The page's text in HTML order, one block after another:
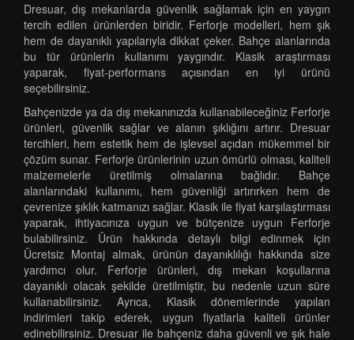
Dresuar, dış mekanlarda güvenlik sağlamak için en yaygın
tercih edilen ürünlerden biridir. Ferforje modelleri, hem şık
hem de dayanıklı yapılarıyla dikkat çeker. Bahçe alanlarında
bu tür ürünlerin kullanımı yaygındır. Klasik araştırması
yaparak, fiyat-performans açısından en iyi ürünü
seçebilirsiniz.
Bahçenizde ya da dış mekanınızda kullanabileceğiniz Ferforje
ürünleri, güvenlik sağlar ve alanın şıklığını artırır. Dresuar
tercihleri, hem estetik hem de işlevsel açıdan mükemmel bir
çözüm sunar. Ferforje ürünlerinin uzun ömürlü olması, kaliteli
malzemelerle üretilmiş olmalarına bağlıdır. Bahçe
alanlarındaki kullanımı, hem güvenliği artırırken hem de
çevrenize şıklık katmanızı sağlar. Klasik ile fiyat karşılaştırması
yaparak, ihtiyacınıza uygun ve bütçenize uygun Ferforje
bulabilirsiniz. Ürün hakkında detaylı bilgi edinmek için
Ücretsiz Montaj almak, ürünün dayanıklılığı hakkında size
yardımcı olur. Ferforje ürünleri, dış mekan koşullarına
dayanıklı olacak şekilde üretilmiştir, bu nedenle uzun süre
kullanabilirsiniz. Ayrıca, Klasik dönemlerinde yapılan
indirimleri takip ederek, uygun fiyatlarla kaliteli ürünler
edinebilirsiniz. Dresuar ile bahçeniz daha güvenli ve şık hale